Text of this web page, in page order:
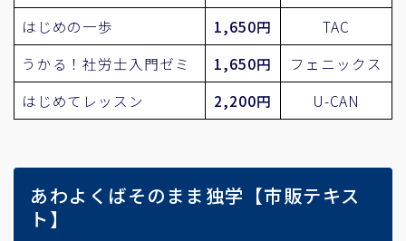
はじめの一歩
1,650円
TAC
うかる！社労士入門ゼミ
1,650円
フェニックス
はじめてレッスン
2,200円 U-CAN
あわよくばそのまま独学【市販テキス
ト】